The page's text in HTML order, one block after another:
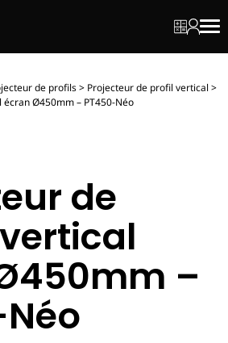
MonMon
de profils> Projecteur de profil vertical >
Ø450mm – PT450-Néo
de
–